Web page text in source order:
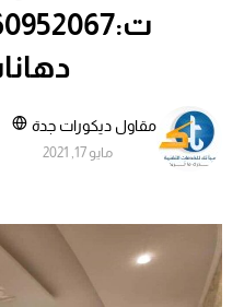
مقاول ديكورات جدة
مايو 17, 2021